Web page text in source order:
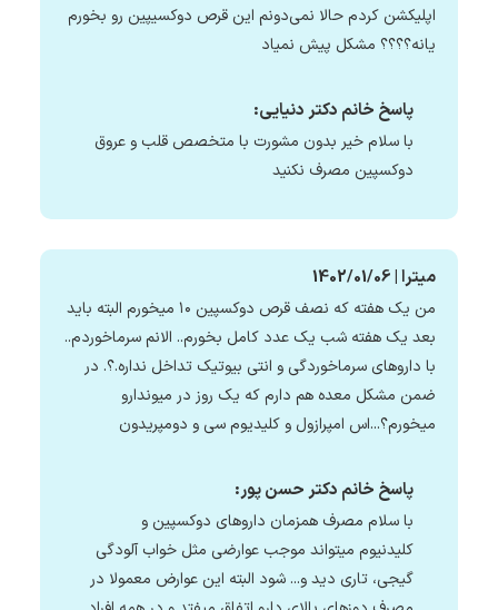
اپلیکشن کردم حالا نمی‌دونم این قرص دوکسیپین رو بخورم
یانه؟؟؟؟ مشکل پیش نمیاد
پاسخ خانم دکتر دنیایی:
با سلام خیر بدون مشورت با متخصص قلب و عروق
دوکسپین مصرف نکنید
میترا | 1402/01/06
من یک هفته که نصف قرص دوکسپین ۱۰ میخورم البته باید
بعد یک هفته شب یک عدد کامل بخورم.. الانم سرماخوردم..
با داروهای سرماخوردگی و انتی بیوتیک تداخل نداره.؟. در
ضمن مشکل معده هم دارم که یک روز در میوندارو
میخورم؟...اس امپرازول و کلیدیوم سی و دومپریدون
پاسخ خانم دکتر حسن پور:
با سلام مصرف همزمان داروهای دوکسپین و
کلیدنیوم میتواند موجب عوارضی مثل خواب آلودگی
گیجی، تاری دید و... شود البته این عوارض معمولا در